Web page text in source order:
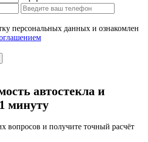
персональных данных и ознакомлен
автостекла и
минуту
вопросов и получите точный расчёт